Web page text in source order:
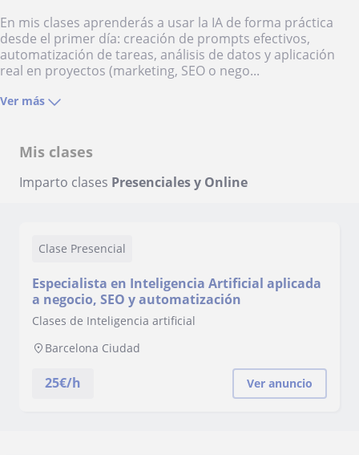
En mis clases aprenderás a usar la IA de forma práctica
desde el primer día: creación de prompts efectivos,
automatización de tareas, análisis de datos y aplicación
real en proyectos (marketing, SEO o nego...
Ver más
Mis clases
Imparto clases Presenciales y Online
Clase Presencial
Especialista en Inteligencia Artificial aplicada
a negocio, SEO y automatización
Clases de Inteligencia artificial
Barcelona Ciudad
25€/h Ver anuncio